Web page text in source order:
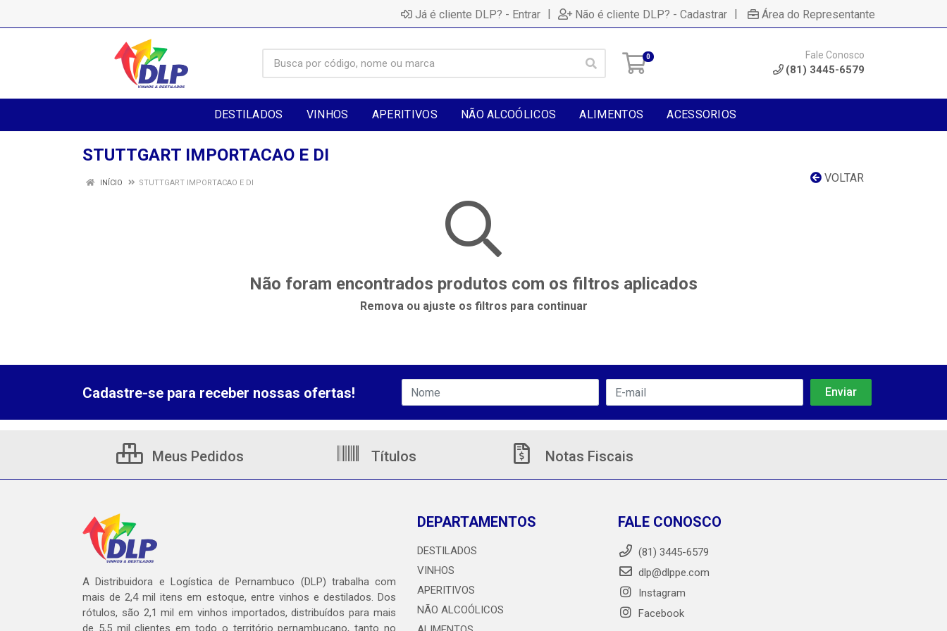
Já é cliente DLP? - Entrar | Não é cliente DLP? - Cadastrar | Área do Representante
0 Fale Conosco
(81) 3445-6579
DESTILADOS VINHOS APERITIVOS NÃO ALCOÓLICOS ALIMENTOS ACESSORIOS
STUTTGART IMPORTACAO E DI
VOLTAR
INÍCIO STUTTGART IMPORTACAO E DI
Não foram encontrados produtos com os filtros aplicados
Remova ou ajuste os filtros para continuar
Cadastre-se para receber nossas ofertas!
Meus Pedidos Títulos Notas Fiscais
A Distribuidora e Logística de Pernambuco (DLP) trabalha com
mais de 2,4 mil itens em estoque, entre vinhos e destilados. Dos
rótulos, são 2,1 mil em vinhos importados, distribuídos para mais
de 5,5 mil clientes em todo o território pernambucano, tanto no
DEPARTAMENTOS
DESTILADOS
VINHOS
APERITIVOS
NÃO ALCOÓLICOS
FALE CONOSCO
(81) 3445-6579
dlp@dlppe.com
Instagram
Facebook